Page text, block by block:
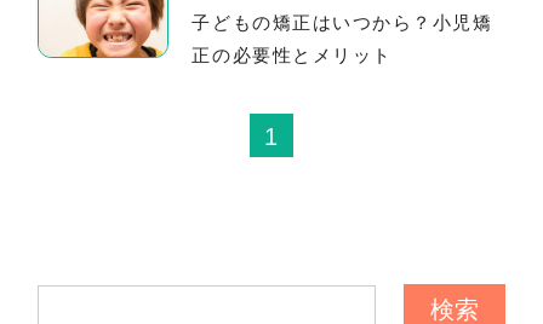
子どもの矯正はいつから？小児矯
正の必要性とメリット
1